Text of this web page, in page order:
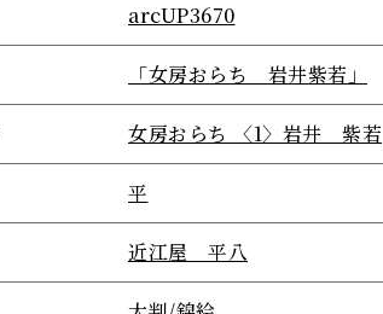
arcUP3670
「女房おらち 岩井紫若」
女房おらち 〈1〉岩井 紫若
平
近江屋 平八